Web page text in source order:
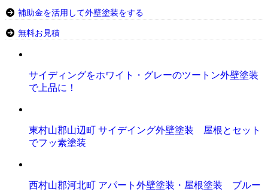
補助金を活用して外壁塗装をする
無料お見積
サイディングをホワイト・グレーのツートン外壁塗装
で上品に！
東村山郡山辺町 サイデイング外壁塗装 屋根とセット
でフッ素塗装
西村山郡河北町 アパート外壁塗装・屋根塗装 ブルー